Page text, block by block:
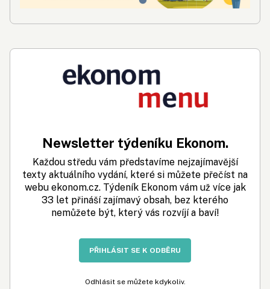
Newsletter týdeníku Ekonom.
Každou středu vám představíme nejzajímavější
texty aktuálního vydání, které si můžete přečíst na
webu ekonom.cz. Týdeník Ekonom vám už více jak
33 let přináší zajímavý obsah, bez kterého
nemůžete být, který vás rozvíjí a baví!
PŘIHLÁSIT SE K ODBĚRU
Odhlásit se můžete kdykoliv.